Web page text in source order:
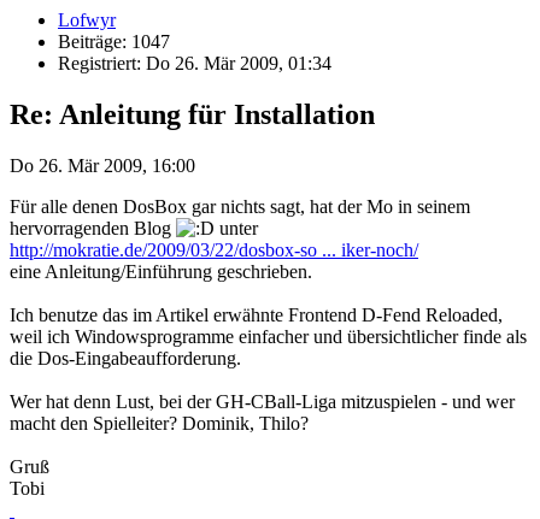
Lofwyr
Beiträge: 1047
Registriert: Do 26. Mär 2009, 01:34
Re: Anleitung für Installation
Do 26. Mär 2009, 16:00
Für alle denen DosBox gar nichts sagt, hat der Mo in seinem
hervorragenden Blog
unter
http://mokratie.de/2009/03/22/dosbox-so ... iker-noch/
eine Anleitung/Einführung geschrieben.
Ich benutze das im Artikel erwähnte Frontend D-Fend Reloaded,
weil ich Windowsprogramme einfacher und übersichtlicher finde als
die Dos-Eingabeaufforderung.
Wer hat denn Lust, bei der GH-CBall-Liga mitzuspielen - und wer
macht den Spielleiter? Dominik, Thilo?
Gruß
Tobi